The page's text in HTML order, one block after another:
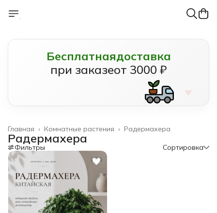
Бесплатнаядоставка
при заказеот 3000 ₽
Радермахера
Комнатные растения ›
Главная ›
Радермахера
Фильтры Сортировка